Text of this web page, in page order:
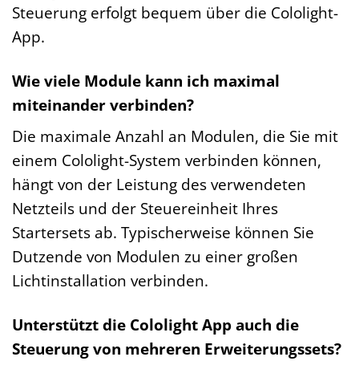
Steuerung erfolgt bequem über die Cololight-
App.
Wie viele Module kann ich maximal
miteinander verbinden?
Die maximale Anzahl an Modulen, die Sie mit
einem Cololight-System verbinden können,
hängt von der Leistung des verwendeten
Netzteils und der Steuereinheit Ihres
Startersets ab. Typischerweise können Sie
Dutzende von Modulen zu einer großen
Lichtinstallation verbinden.
Unterstützt die Cololight App auch die
Steuerung von mehreren Erweiterungssets?